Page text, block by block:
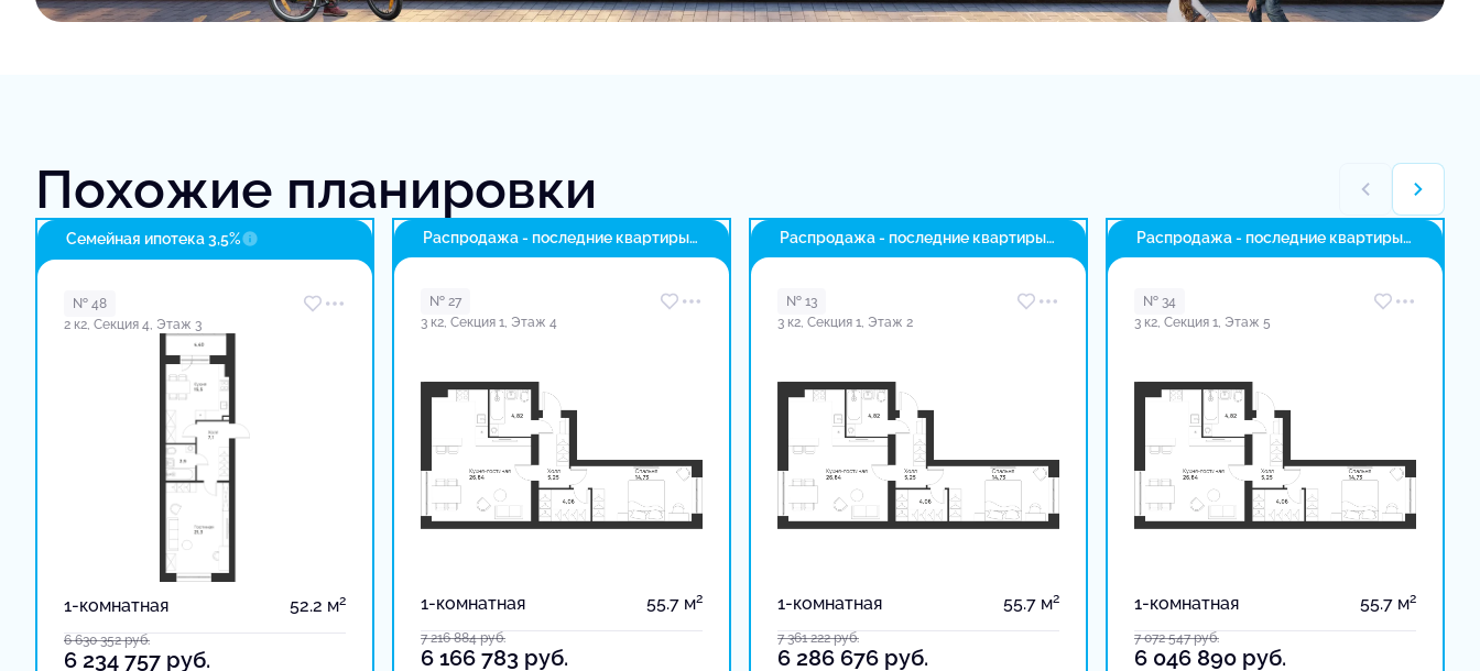
Похожие планировки
Семейная ипотека 3,5%
№ 48
2 к2, Секция 4, Этаж 3
1-комнатная 52.2 м2
6 630 352руб.
6 234 757 руб.
Распродажа - последние квартиры
№ 27
3 к2, Секция 1, Этаж 4
1-комнатная 55.7 м2
7 216 884руб.
6 166 783 руб.
Распродажа - последние квартиры
№ 13
3 к2, Секция 1, Этаж 2
1-комнатная 55.7 м2
7 361 222руб.
6 286 676 руб.
Распродажа - последние квартиры
№ 34
3 к2, Секция 1, Этаж 5
1-комнатная 55.7 м2
7 072 547руб.
6 046 890 руб.